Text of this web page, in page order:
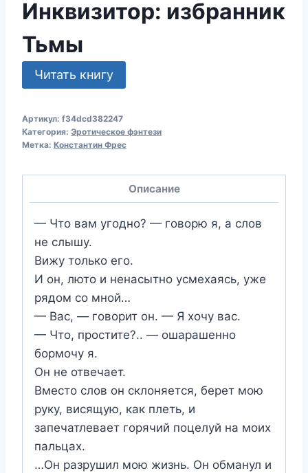
Инквизитор: избранник
Тьмы
Читать книгу
Артикул: f34dcd382247
Категория: Эротическое фэнтези
Метка: Константин Фрес
Описание
— Что вам угодно? — говорю я, а слов
не слышу.
Вижу только его.
И он, люто и ненасытно усмехаясь, уже
рядом со мной…
— Вас, — говорит он. — Я хочу вас.
— Что, простите?.. — ошарашенно
бормочу я.
Он не отвечает.
Вместо слов он склоняется, берет мою
руку, висящую, как плеть, и
запечатлевает горячий поцелуй на моих
пальцах.
…Он разрушил мою жизнь. Он обманул и